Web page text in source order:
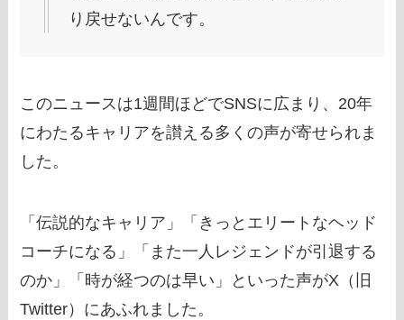
り戻せないんです。
このニュースは1週間ほどでSNSに広まり、20年
にわたるキャリアを讃える多くの声が寄せられま
した。
「伝説的なキャリア」「きっとエリートなヘッド
コーチになる」「また一人レジェンドが引退する
のか」「時が経つのは早い」といった声がX（旧
Twitter）にあふれました。